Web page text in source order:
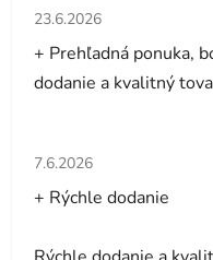
Hodnotenie obchodu
23.6.2026
+ Prehľadná ponuka,
dodanie a kvalitný
Hodnotenie obchodu
7.6.2026
+ Rýchle dodanie